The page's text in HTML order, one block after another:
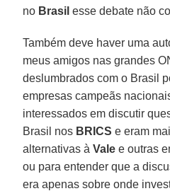
no Brasil esse debate não
Também deve haver uma
meus amigos nas grandes
deslumbrados com o Brasil
empresas campeãs
interessados em discutir
Brasil nos BRICS e eram
alternativas àVale e outras
ou para entender que a
era apenas sobre onde